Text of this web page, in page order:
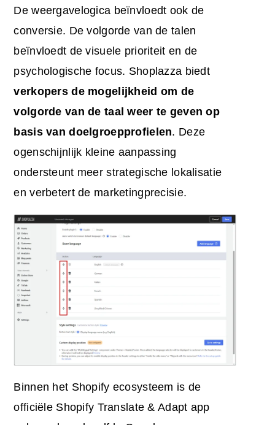
De weergavelogica beïnvloedt ook de
conversie. De volgorde van de talen
beïnvloedt de visuele prioriteit en de
psychologische focus. Shoplazza biedt
verkopers de mogelijkheid om de
volgorde van de taal weer te geven op
basis vandoelgroepprofielen. Deze
ogenschijnlijk kleine aanpassing
ondersteunt meer strategische lokalisatie
en verbetert de marketingprecisie.
Binnen het Shopify ecosysteem is de
officiële Shopify Translate & Adapt app